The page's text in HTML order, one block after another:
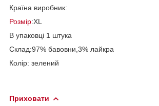
Країна виробник:
Розмір:XL
В упаковці 1 штука
Склад:97% бавовни,3% лайкра
Колір: зелений
Приховати